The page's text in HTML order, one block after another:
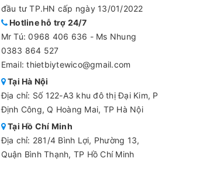
đầu tư TP.HN cấp ngày 13/01/2022
Hotline hỗ trợ 24/7
Mr Tú:0968 406 636 - Ms Nhung
0383 864 527
Email: thietbiytewico@gmail.com
Tại Hà Nội
Địa chỉ: Số 122-A3 khu đô thị Đại Kim, P
Định Công, Q Hoàng Mai, TP Hà Nội
Tại Hồ Chí Minh
Địa chỉ: 281/4 Bình Lợi, Phường 13,
Quận Bình Thạnh, TP Hồ Chí Minh